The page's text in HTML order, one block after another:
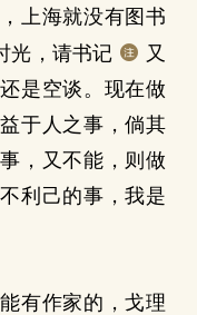
上海就没有图书
光，请书记
又
是空谈。现在做
于人之事，倘其
，又不能，则做
利己的事，我是
有作家的，戈理